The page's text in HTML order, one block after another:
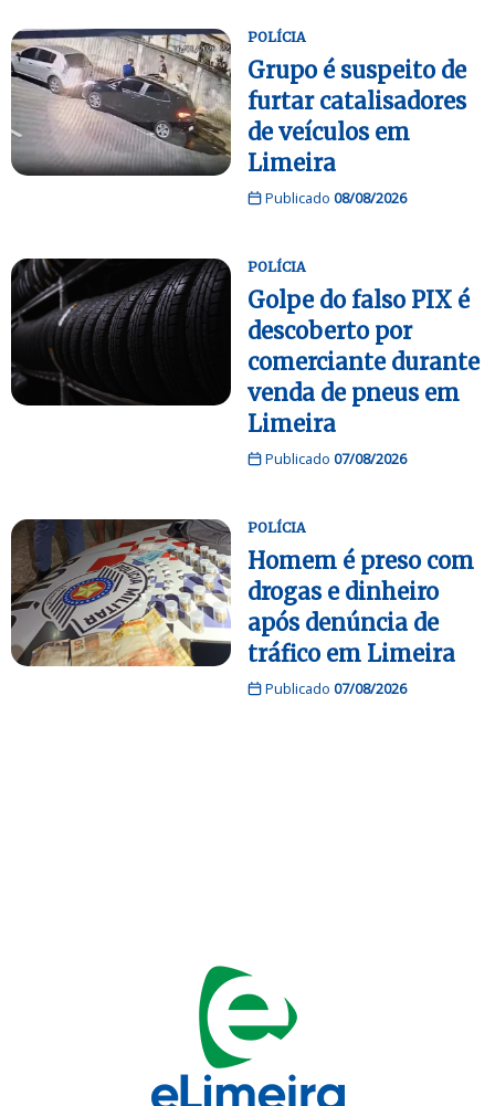
POLÍCIA
Grupo é suspeito de
furtar catalisadores
de veículos em
Limeira
Publicado 08/08/2026
POLÍCIA
Golpe do falso PIX é
descoberto por
comerciante durante
venda de pneus em
Limeira
Publicado 07/08/2026
POLÍCIA
Homem é preso com
drogas e dinheiro
após denúncia de
tráfico em Limeira
Publicado 07/08/2026